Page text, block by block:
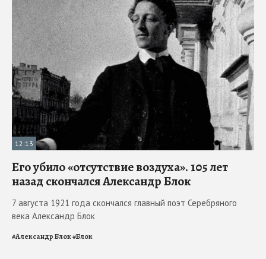
12:13
Его убило «отсутствие воздуха». 105 лет
назад скончался Александр Блок
7 августа 1921 года скончался главный поэт Серебряного
века Александр Блок
#Александр Блок#Блок